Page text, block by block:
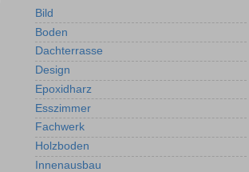
Bild
Boden
Dachterrasse
Design
Epoxidharz
Esszimmer
Fachwerk
Holzboden
Innenausbau